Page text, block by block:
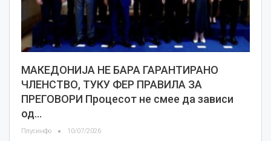
МАКЕДОНИЈА НЕ БАРА ГАРАНТИРАНО
ЧЛЕНСТВО, ТУКУ ФЕР ПРАВИЛА ЗА
ПРЕГОВОРИ Процесот не смее да зависи
од…
Плусинфо 10/07/2026